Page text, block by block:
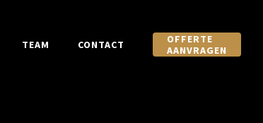
TEAM CONTACT
OFFERTE
AANVRAGEN